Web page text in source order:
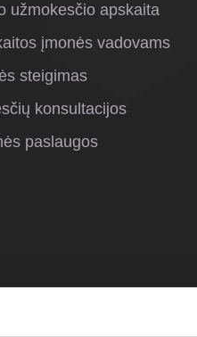
užmokesčio apskaita
įmonės vadovams
steigimas
konsultacijos
paslaugos